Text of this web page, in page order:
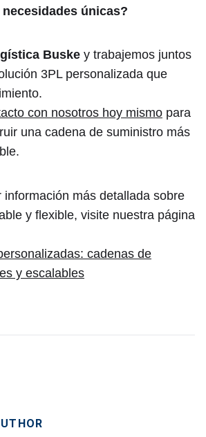
únicas?
Buske y trabajemos juntos
3PL personalizada que
con nosotros hoy mismo para
una cadena de suministro más
información más detallada sobre
y flexible, visite nuestra página
cadenas de
y escalables